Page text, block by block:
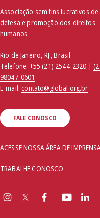
Associação sem fins lucrativos de
defesa e promoção dos direitos
humanos.
Rio de Janeiro, RJ , Brasil
Telefone: +55 (21) 2544-2320 |
98047-0601
E-mail:contato@global.org.br
FALE CONOSCO
ACESSE NOSSA ÁREA DE IMPRENSA
TRABALHE CONOSCO